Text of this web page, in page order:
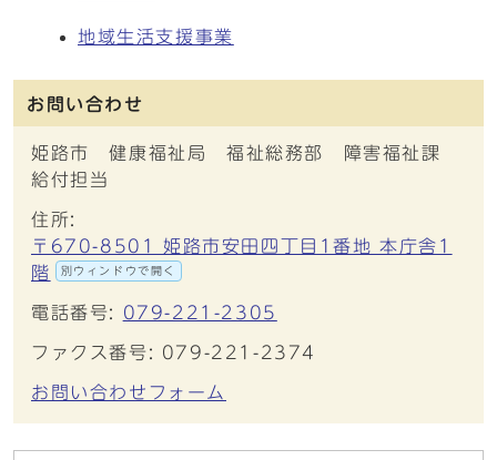
地域生活支援事業
お問い合わせ
姫路市 健康福祉局 福祉総務部 障害福祉課
給付担当
住所:
〒670-8501 姫路市安田四丁目1番地 本庁舎1
階
別ウィンドウで開く
電話番号: 079-221-2305
ファクス番号: 079-221-2374
お問い合わせフォーム